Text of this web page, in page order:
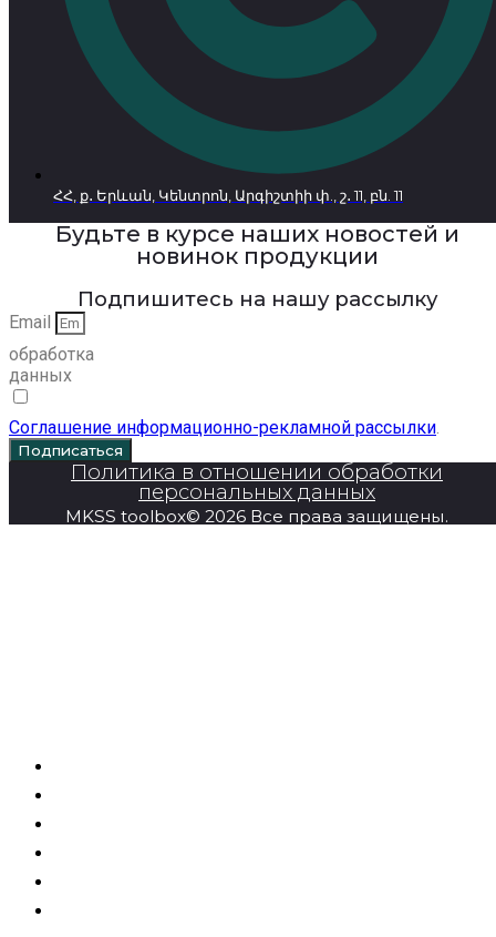
ՀՀ, ք․ Երևան, Կենտրոն, Արգիշտիի փ., շ․ 11, բն. 11
Будьте в курсе наших новостей и
новинок продукции
Подпишитесь на нашу рассылку
Email
обработка
данных
Соглашение информационно-рекламной рассылки.
Подписаться
Политика в отношении обработки
персональных данных
MKSS toolbox© 2026 Все права защищены.